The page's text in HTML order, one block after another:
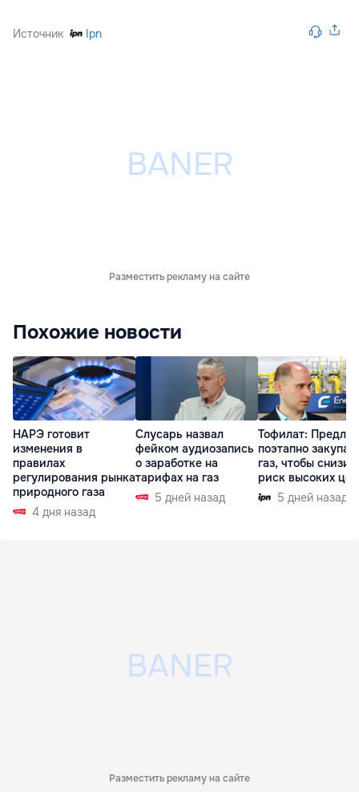
Источник Ipn
Разместить рекламу на сайте
Похожие новости
НАРЭ готовит
изменения в
правилах
регулирования рынка
природного газа
4 дня назад
Слусарь назвал
фейком аудиозапись
о заработке на
тарифах на газ
5 дней назад
Тофилат:
поэтапно
газ, чтобы
риск высоких цен
5 дней назад
Разместить рекламу на сайте